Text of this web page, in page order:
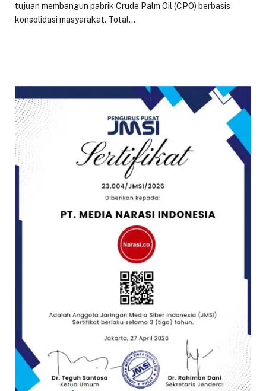
tujuan membangun pabrik Crude Palm Oil (CPO) berbasis
konsolidasi masyarakat. Total…